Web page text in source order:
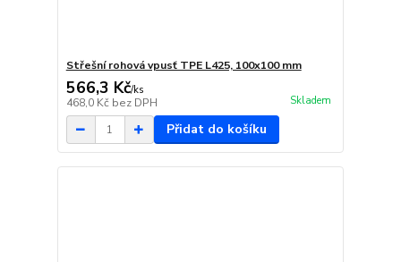
Střešní rohová vpusť TPE L425, 100x100 mm
566,3 Kč/ks
468,0 Kč bez DPH Skladem
Přidat do košíku